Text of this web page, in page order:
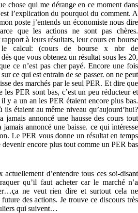
chose qui me dérange en ce moment dans
l’explication du pourquoi du comment. A
poste j’entends un économiste nous dire
que les actions ne sont pas chères.
à leurs résultats, leur cours en bourse
le calcul: (cours de bourse x nbr de
que vous obtenez un résultat sous les 20,
ce n’est pas cher payé. Encore une fois
ce qui est entrain de se passer. on ne peut
des marchés par le seul PER. Et dire que
les PER sont bas, c’est un peu réducteur et
y a un an les PER étaient encore plus bas.
étaient au même niveau qu’aujourd’hui?
jamais annoncé une hausse des cours tout
annoncé une baisse. ce qui intéresse
Le PER vous donne un résultat en temps
encore plus tout comme un PER bas
d’entendre tous ces soi-disant
qu’il faut acheter car le marché n’a
ne veut rien dire et surtout cela ne
des actions. Je trouve ce discours très
qui suivent…